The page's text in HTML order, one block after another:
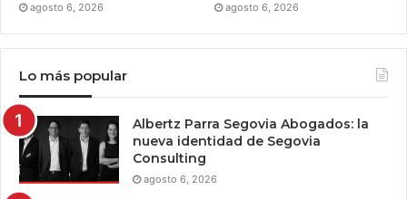
agosto 6, 2026 agosto 6, 2026
Lo más popular
Albertz Parra Segovia Abogados: la
nueva identidad de Segovia
Consulting
agosto 6, 2026